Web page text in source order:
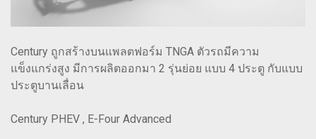
Century ถูกสร้างบนแพลตฟอร์ม TNGA ตัวรถมีความ
แข็งแกร่งสูง มีการผลิตออกมา 2 รุ่นย่อย แบบ 4 ประตู กับแบบ
ประตูบานเลื่อน
Century PHEV , E-Four Advanced